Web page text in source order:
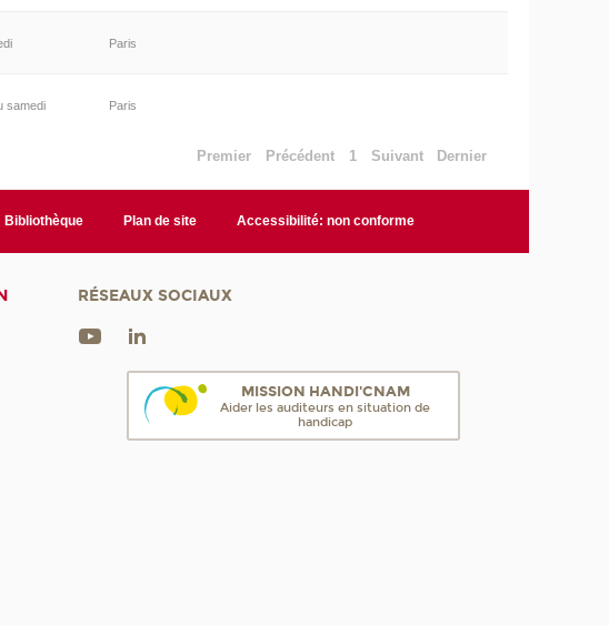
Paris
samedi Paris
Premier Précédent 1 Suivant Dernier
Bibliothèque Plan de site Accessibilité: non conforme
RÉSEAUX SOCIAUX
MISSION HANDI'CNAM
Aider les auditeurs en situation de
handicap